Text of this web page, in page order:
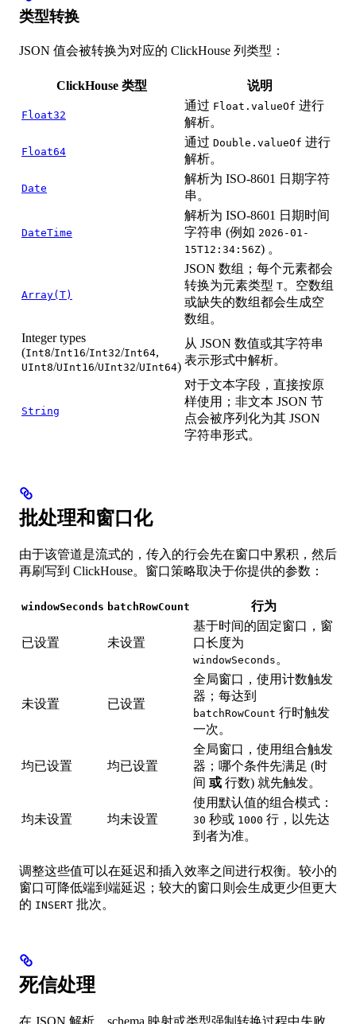
类型转换
JSON 值会被转换为对应的 ClickHouse 列类型：
ClickHouse 类型 说明
Float32
通过 Float.valueOf 进行
解析。
Float64
通过 Double.valueOf 进行
解析。
Date
解析为 ISO-8601 日期字符
串。
DateTime
解析为 ISO-8601 日期时间
字符串 (例如 2026-01-
15T12:34:56Z) 。
Array(T)
JSON 数组；每个元素都会
转换为元素类型 T。空数组
或缺失的数组都会生成空
数组。
Integer types
(Int8/Int16/Int32/Int64,
UInt8/UInt16/UInt32/UInt64)
从 JSON 数值或其字符串
表示形式中解析。
String
对于文本字段，直接按原
样使用；非文本 JSON 节
点会被序列化为其 JSON
字符串形式。
批处理和窗口化
由于该管道是流式的，传入的行会先在窗口中累积，然后
再刷写到 ClickHouse。窗口策略取决于你提供的参数：
windowSeconds batchRowCount 行为
已设置 未设置
基于时间的固定窗口，窗
口长度为
windowSeconds 。
未设置 已设置
全局窗口，使用计数触发
器；每达到
batchRowCount 行时触发
一次。
均已设置 均已设置
全局窗口，使用组合触发
器；哪个条件先满足 (时
间 或 行数) 就先触发。
均未设置 均未设置
使用默认值的组合模式：
30 秒或 1000 行，以先达
到者为准。
调整这些值可以在延迟和插入效率之间进行权衡。较小的
窗口可降低端到端延迟；较大的窗口则会生成更少但更大
的 INSERT 批次。
死信处理
在 JSON 解析、schema 映射或类型强制转换过程中失败